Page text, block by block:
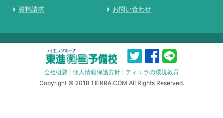
資料請求
お問い合わせ
会社概要 個人情報保護方針
ティエラの環境教育
Copyright © 2018 TIERRA.COM All Rights Reserved.